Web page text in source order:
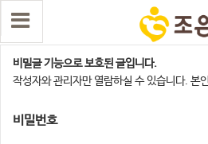
수원,오산지점
비밀글 기능으로 보호된 글입니다.
작성자와 관리자만 열람하실 수 있습니다. 본
비밀번호